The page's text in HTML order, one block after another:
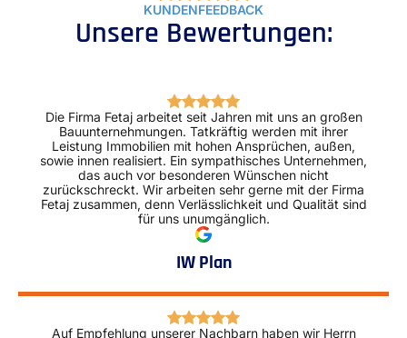
KUNDENFEEDBACK
Unsere Bewertungen:
Die Firma Fetaj arbeitet seit Jahren mit uns an großen
Bauunternehmungen. Tatkräftig werden mit ihrer
Leistung Immobilien mit hohen Ansprüchen, außen,
sowie innen realisiert. Ein sympathisches Unternehmen,
das auch vor besonderen Wünschen nicht
zurückschreckt. Wir arbeiten sehr gerne mit der Firma
Fetaj zusammen, denn Verlässlichkeit und Qualität sind
für uns unumgänglich.
IW Plan
Auf Empfehlung unserer Nachbarn haben wir Herrn